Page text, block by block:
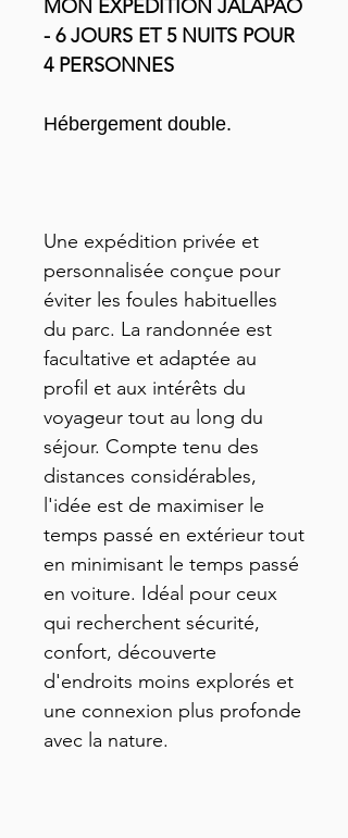
MON EXPÉDITION JALAPÃO
- 6 JOURS ET 5 NUITS POUR
4 PERSONNES
Hébergement double.
Une expédition privée et
personnalisée conçue pour
éviter les foules habituelles
du parc. La randonnée est
facultative et adaptée au
profil et aux intérêts du
voyageur tout au long du
séjour. Compte tenu des
distances considérables,
l'idée est de maximiser le
temps passé en extérieur tout
en minimisant le temps passé
en voiture. Idéal pour ceux
qui recherchent sécurité,
confort, découverte
d'endroits moins explorés et
une connexion plus profonde
avec la nature.